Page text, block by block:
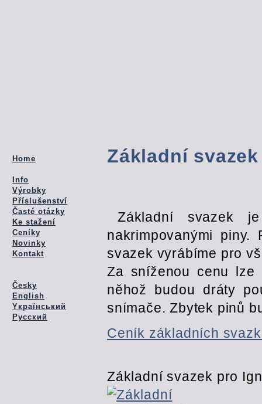
Home
Info
Výrobky
Příslušenství
Časté otázky
Ke stažení
Ceníky
Novinky
Kontakt
Česky
English
Yкраїнський
Pусский
Základní svazek
Základní svazek
nakrimpovanými
svazek vyrábíme pro
Za sníženou cenu lze
něhož budou dráty
snímače. Zbytek pinů
Ceník základních
Základní svazek pro